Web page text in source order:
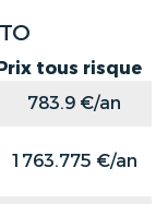
tous risque
783.9 €/an
1763.775 €/an